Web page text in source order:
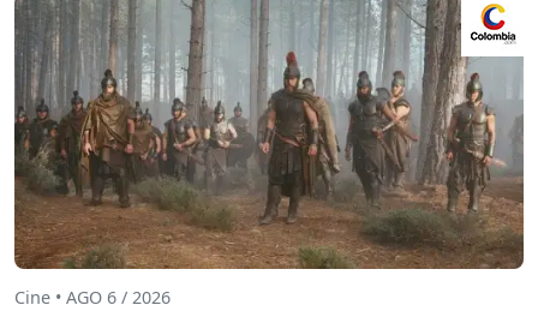
Cine • AGO 6 / 2026